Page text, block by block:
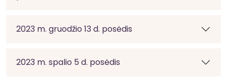
2023 m. gruodžio 13 d. posėdis
2023 m. spalio 5 d. posėdis